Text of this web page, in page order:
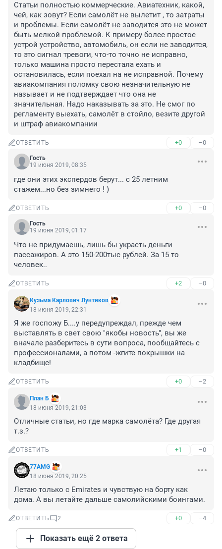
Статьи полностью коммерческие. Авиатехник, какой,
чей, как зовут? Если самолёт не вылетит , то затраты
и проблемы. Если самолёт не заводится это не может
быть мелкой проблемой. К примеру более простое
устрой устройство, автомобиль, он если не заводится,
то это сигнал тревоги, что-то точно не исправно,
только машина просто перестала ехать и
остановилась, если поехал на не исправной. Почему
авиакомпания поломку свою незначительную не
называет и не подтверждает что она не
значительная. Надо наказывать за это. Не смог по
регламенту выехать, самолёт в стойло, везите другой
и штраф авиакомпании
ОТВЕТИТЬ +0 –0
Гость
19 июня 2019, 08:35
где они этих экспердов берут... с 25 летним
стажем...но без зимнего ! )
ОТВЕТИТЬ +0 –0
Гость
19 июня 2019, 01:17
Что не придумаешь, лишь бы украсть деньги
пассажиров. А это 150-200тыс рублей. За 15 то
человек..
ОТВЕТИТЬ +2 –0
Кузьма Карлович Лунтиков
18 июня 2019, 22:31
Я же госпожу Б....у передупреждал, прежде чем
выставлять в свет свою "якобы новость", вы же
вначале разберитесь в сути вопроса, пообщайтесь с
профессионалами, а потом -жгите покрышки на
кладбище!
ОТВЕТИТЬ +0 –2
План Б
18 июня 2019, 21:03
Отличные статьи, но где марка самолёта? Где другая
т.з.?
ОТВЕТИТЬ +1 –0
77AMG
18 июня 2019, 20:25
Летаю только с Emirates и чувствую на борту как
дома. А вы летайте дальше самолийскими боингами.
ОТВЕТИТЬ 2 +0 –4
Показать ещё 2 ответа